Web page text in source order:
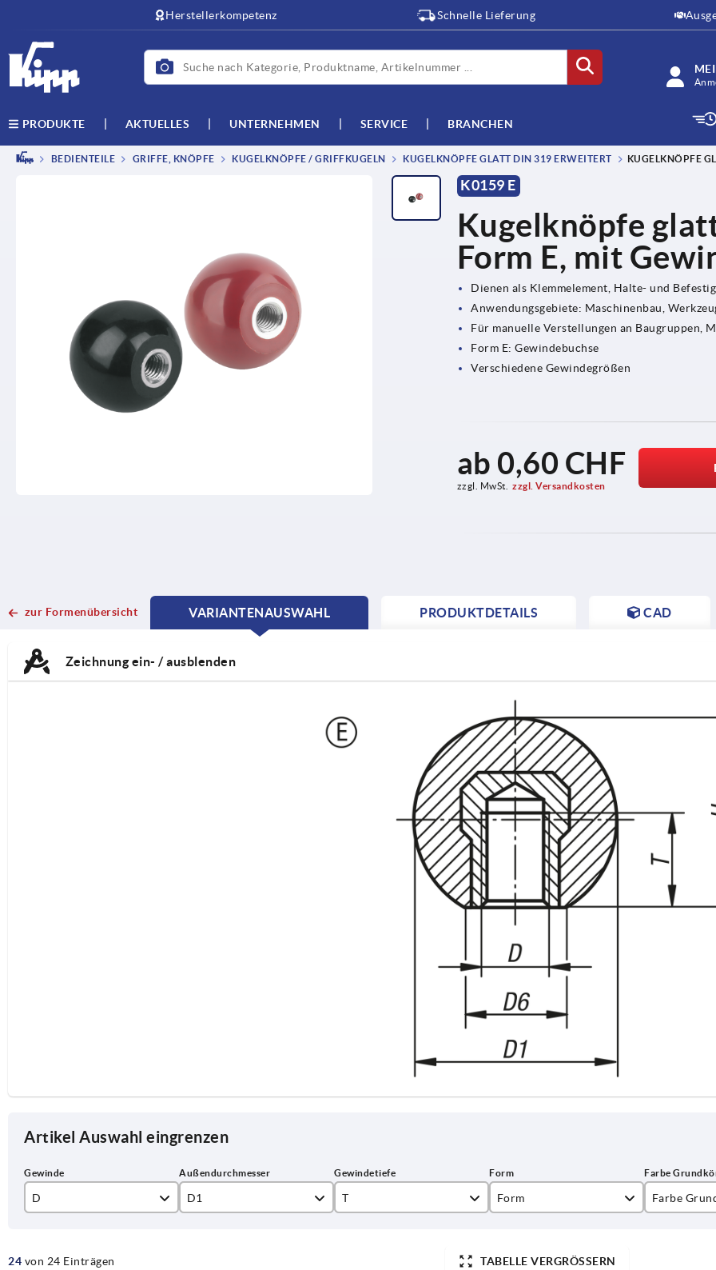
Herstellerkompetenz Schnelle Lieferung
PRODUKTE AKTUELLES UNTERNEHMEN SERVICE BRANCHEN
BEDIENTEILE GRIFFE, KNÖPFE KUGELKNÖPFE / GRIFFKUGELN KUGELKNÖPFE GLATT DIN 319 ERWEITERT KUGELKNÖPFE
K0159 E
Kugelknöpfe
Form E, mit
Dienen als Klemmelement, Halte- und
Anwendungsgebiete: Maschinenbau,
Für manuelle Verstellungen an Baugruppen,
Form E: Gewindebuchse
Verschiedene Gewindegrößen
ab 0,60 CHF
zzgl. MwSt. zzgl. Versandkosten
zur Formenübersicht
VARIANTENAUSWAHL
CURRENT
CURRENT
PRODUKTDETAILS CAD
Zeichnung ein- / ausblenden
Artikel Auswahl eingrenzen
D
M5
D1 T Form Farbe
24 von 24 Einträgen TABELLE VERGRÖSSERN